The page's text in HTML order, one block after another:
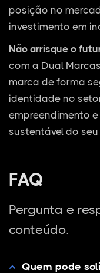
posição no
investimento em
Não arrisque o
com a Dual
marca de forma
identidade no
empreendimento
sustentável do
FAQ
Pergunta e
conteúdo.
Quem pode